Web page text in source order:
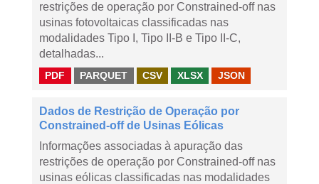
restrições de operação por Constrained-off nas
usinas fotovoltaicas classificadas nas
modalidades Tipo I, Tipo II-B e Tipo II-C,
detalhadas...
PDF PARQUET CSV XLSX JSON
Dados de Restrição de Operação por
Constrained-off de Usinas Eólicas
Informações associadas à apuração das
restrições de operação por Constrained-off nas
usinas eólicas classificadas nas modalidades